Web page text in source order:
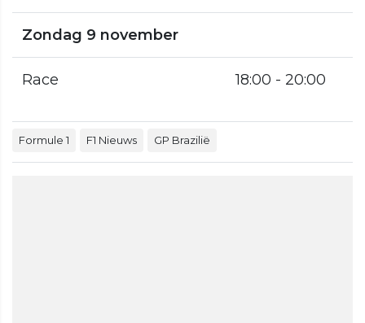
Zondag 9 november
Race 18:00 - 20:00
Formule 1 F1 Nieuws GP Brazilië